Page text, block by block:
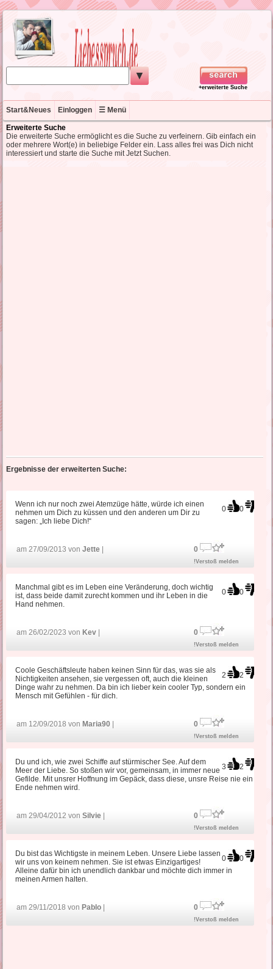
▼
+erweiterte Suche
Start&Neues Einloggen ☰ Menü
Erweiterte Suche
Die erweiterte Suche ermöglicht es die Suche zu verfeinern. Gib einfach ein
oder mehrere Wort(e) in beliebige Felder ein. Lass alles frei was Dich nicht
interessiert und starte die Suche mit Jetzt Suchen.
Ergebnisse der erweiterten Suche:
0 0
Wenn ich nur noch zwei Atemzüge hätte, würde ich einen
nehmen um Dich zu küssen und den anderen um Dir zu
sagen: „Ich liebe Dich!“
am 27/09/2013 vonJette 0
!Verstoß melden
0 0
Manchmal gibt es im Leben eine Veränderung, doch wichtig
ist, dass beide damit zurecht kommen und ihr Leben in die
Hand nehmen.
am 26/02/2023 von Kev 0
!Verstoß melden
2 2
Coole Geschäftsleute haben keinen Sinn für das, was sie als
Nichtigkeiten ansehen, sie vergessen oft, auch die kleinen
Dinge wahr zu nehmen. Da bin ich lieber kein cooler Typ, sondern ein
Mensch mit Gefühlen - für dich.
am 12/09/2018 von Maria90 0
!Verstoß melden
3 2
Du und ich, wie zwei Schiffe auf stürmischer See. Auf dem
Meer der Liebe. So stoßen wir vor, gemeinsam, in immer neue
Gefilde. Mit unsrer Hoffnung im Gepäck, dass diese, unsre Reise nie ein
Ende nehmen wird.
am 29/04/2012 vonSilvie 0
!Verstoß melden
0 0
Du bist das Wichtigste in meinem Leben. Unsere Liebe lassen
wir uns von keinem nehmen. Sie ist etwas Einzigartiges!
Alleine dafür bin ich unendlich dankbar und möchte dich immer in
meinen Armen halten.
am 29/11/2018 von Pablo 0
!Verstoß melden